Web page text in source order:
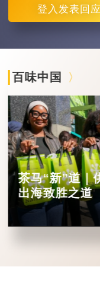
登入 发表回应
百味中国
茶马“新”道｜
出海致胜之道